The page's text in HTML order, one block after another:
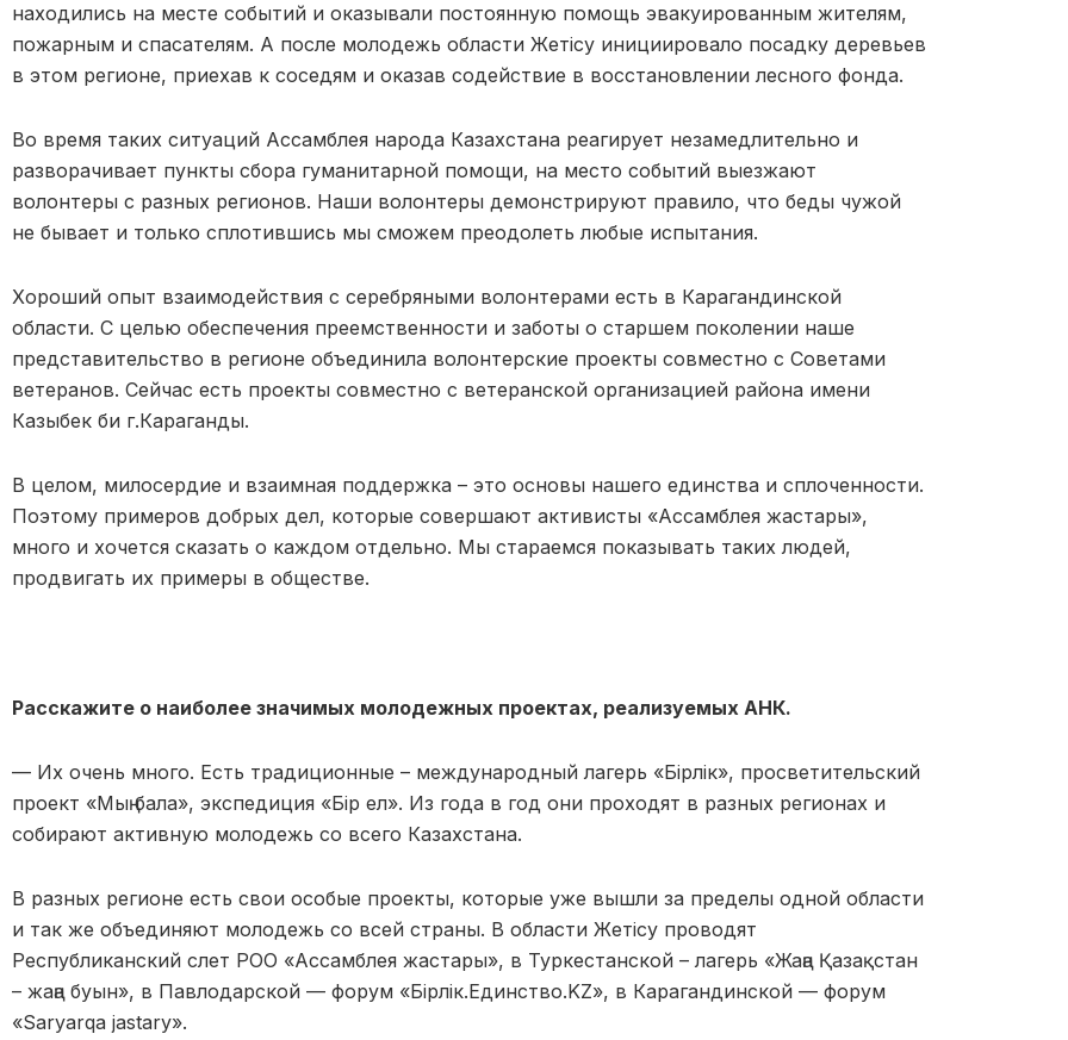
находились на месте событий и оказывали постоянную помощь эвакуированным жителям,
пожарным и спасателям. А после молодежь области Жетісу инициировало посадку деревьев
в этом регионе, приехав к соседям и оказав содействие в восстановлении лесного фонда.
Во время таких ситуаций Ассамблея народа Казахстана реагирует незамедлительно и
разворачивает пункты сбора гуманитарной помощи, на место событий выезжают
волонтеры с разных регионов. Наши волонтеры демонстрируют правило, что беды чужой
не бывает и только сплотившись мы сможем преодолеть любые испытания.
Хороший опыт взаимодействия с серебряными волонтерами есть в Карагандинской
области. С целью обеспечения преемственности и заботы о старшем поколении наше
представительство в регионе объединила волонтерские проекты совместно с Советами
ветеранов. Сейчас есть проекты совместно с ветеранской организацией района имени
Казыбек би г.Караганды.
В целом, милосердие и взаимная поддержка – это основы нашего единства и сплоченности.
Поэтому примеров добрых дел, которые совершают активисты «Ассамблея жастары»,
много и хочется сказать о каждом отдельно. Мы стараемся показывать таких людей,
продвигать их примеры в обществе.
Расскажите о наиболее значимых молодежных проектах, реализуемых АНК.
— Их очень много. Есть традиционные – международный лагерь «Бірлік», просветительский
проект «Мың бала», экспедиция «Бір ел». Из года в год они проходят в разных регионах и
собирают активную молодежь со всего Казахстана.
В разных регионе есть свои особые проекты, которые уже вышли за пределы одной области
и так же объединяют молодежь со всей страны. В области Жетісу проводят
Республиканский слет РОО «Ассамблея жастары», в Туркестанской – лагерь «Жаңа Қазақстан
– жаңа буын», в Павлодарской — форум «Бірлік.Единство.KZ», в Карагандинской — форум
«Saryarqa jastary».